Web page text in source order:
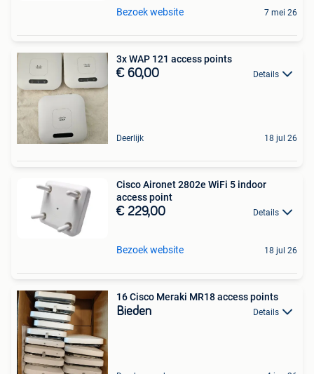
Bezoek website 7 mei 26
3x WAP 121 access points
€ 60,00 Details
Deerlijk 18 jul 26
Cisco Aironet 2802e WiFi 5 indoor
access point
€ 229,00 Details
Bezoek website 18 jul 26
16 Cisco Meraki MR18 access points
Bieden Details